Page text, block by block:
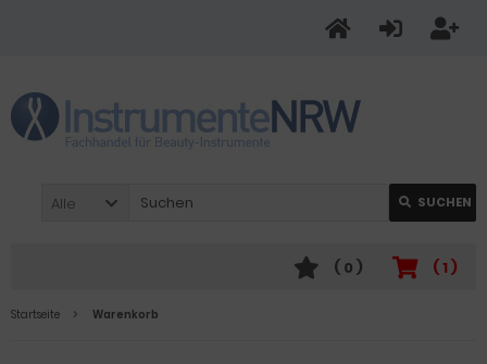
Alle SUCHEN
( 1 )
( 0 )
Startseite Warenkorb